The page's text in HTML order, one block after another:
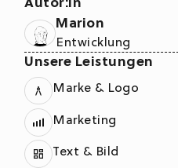
Autor:in
Marion
Entwicklung
Unsere Leistungen
Marke & Logo
Marketing
Text & Bild